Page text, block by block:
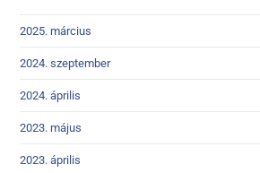
2025. március
2024. szeptember
2024. április
2023. május
2023. április